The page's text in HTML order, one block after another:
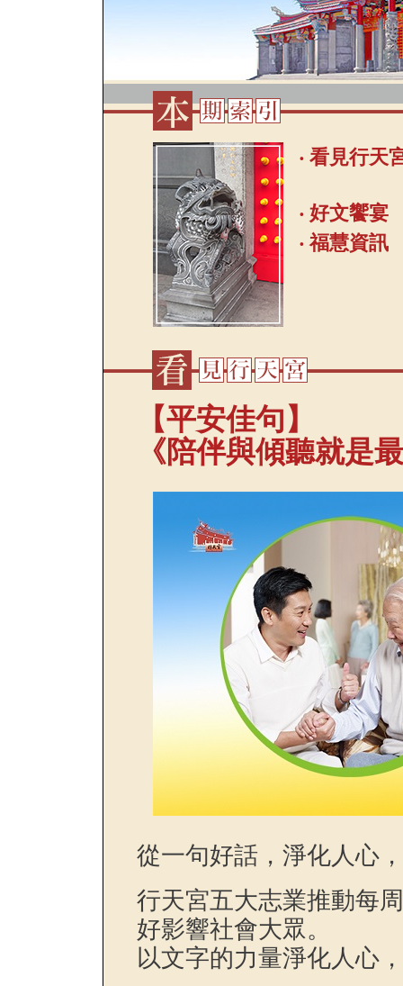
‧ 看見行天
‧ 好文饗宴
‧ 福慧資訊
【平安佳句】
《陪伴與傾聽就是
從一句好話，淨化人心
行天宮五大志業推動每
好影響社會大眾。
以文字的力量淨化人心